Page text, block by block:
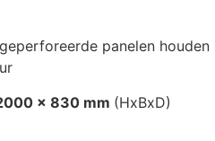
panelen houden
x 830 mm (HxBxD)